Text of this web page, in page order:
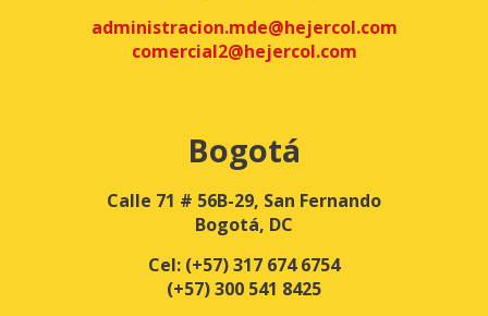
administracion.mde@hejercol.com
comercial2@hejercol.com
Bogotá
Calle 71 # 56B-29, San Fernando
Bogotá, DC
Cel: (+57) 317 674 6754
(+57) 300 541 8425